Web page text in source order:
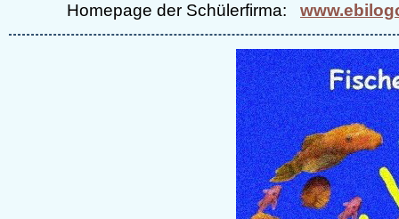
Homepage der Schülerfirma: